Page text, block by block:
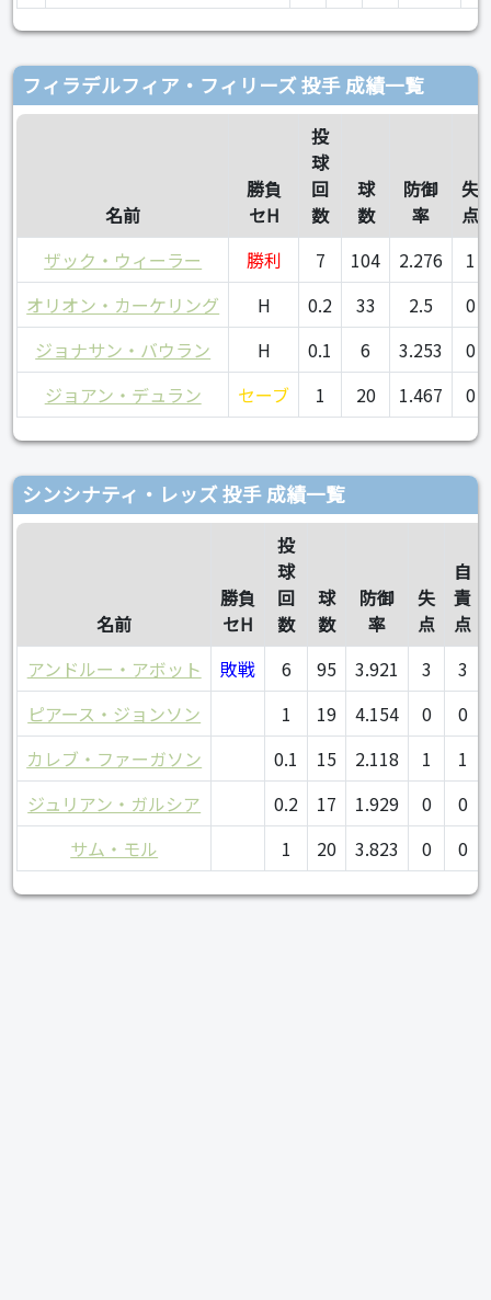
フィラデルフィア・フィリーズ 投手 成績一覧
名前
勝負
セH
投
球
回
数
球
数
防御
率
失
点
ザック・ウィーラー
勝利 7 104 2.276
1
オリオン・カーケリング
H 0.2 33 2.5
0
ジョナサン・バウラン
H 0.1 6 3.253
0
ジョアン・デュラン
セーブ 1 20 1.467 0
シンシナティ・レッズ 投手 成績一覧
名前
勝負
セH
投
球
回
数
球
数
防御
率
失
点
自
責
点
アンドルー・アボット
敗戦 6 95 3.921 3
3
ピアース・ジョンソン
1 19 4.154 0
0
カレブ・ファーガソン
0.1 15 2.118 1
1
ジュリアン・ガルシア
0.2 17 1.929 0
0
サム・モル
1 20 3.823 0 0